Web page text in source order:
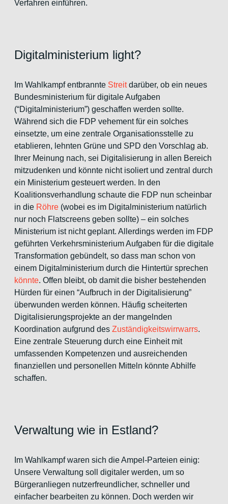
Verfahren einführen.
Digitalministerium light?
Im Wahlkampf entbrannte Streitdarüber, ob ein neues
Bundesministerium für digitale Aufgaben
(“Digitalministerium”) geschaffen werden sollte.
Während sich die FDP vehement für ein solches
einsetzte, um eine zentrale Organisationsstelle zu
etablieren, lehnten Grüne und SPD den Vorschlag ab.
Ihrer Meinung nach, sei Digitalisierung in allen Bereich
mitzudenken und könnte nicht isoliert und zentral durch
ein Ministerium gesteuert werden. In den
Koalitionsverhandlung schaute die FDP nun scheinbar
in die Röhre (wobei es im Digitalministerium natürlich
nur noch Flatscreens geben sollte) – ein solches
Ministerium ist nicht geplant. Allerdings werden im FDP
geführten Verkehrsministerium Aufgaben für die digitale
Transformation gebündelt, so dass man schon von
einem Digitalministerium durch die Hintertür sprechen
könnte. Offen bleibt, ob damit die bisher bestehenden
Hürden für einen “Aufbruch in der Digitalisierung”
überwunden werden können. Häufig scheiterten
Digitalisierungsprojekte an der mangelnden
Koordination aufgrund des Zuständigkeitswirrwarrs.
Eine zentrale Steuerung durch eine Einheit mit
umfassenden Kompetenzen und ausreichenden
finanziellen und personellen Mitteln könnte Abhilfe
schaffen.
Verwaltung wie in Estland?
Im Wahlkampf waren sich die Ampel-Parteien einig:
Unsere Verwaltung soll digitaler werden, um so
Bürgeranliegen nutzerfreundlicher, schneller und
einfacher bearbeiten zu können. Doch werden wir